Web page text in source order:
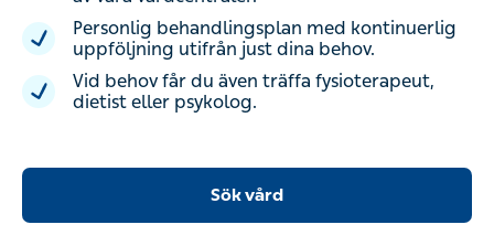
Personlig behandlingsplan med kontinuerlig
uppföljning utifrån just dina behov.
Vid behov får du även träffa fysioterapeut,
dietist eller psykolog.
Sök vård